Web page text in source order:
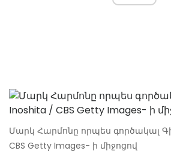
Մարկ Հարմոնը որպես գործակալ
CBS Getty Images- ի միջոցով